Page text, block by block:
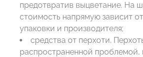
предотвратив выцветание. На
стоимость напрямую зависит
упаковки и производителя;
средства от перхоти.
распространенной проблемой,